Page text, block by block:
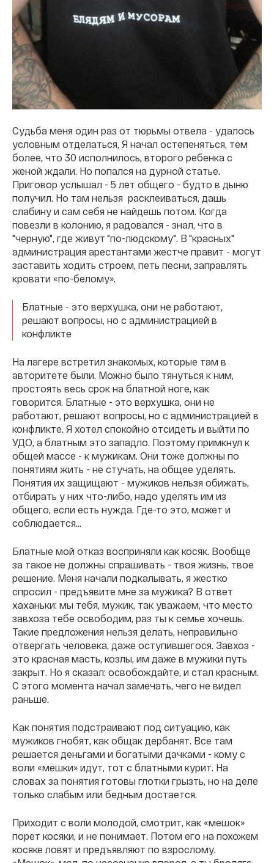
Судьба меня один раз от тюрьмы отвела - удалось
условным отделаться, Я начал остепеняться, тем
более, что 30 исполнилось, второго ребенка с
женой ждали. Но попался на дурной статье.
Приговор услышал - 5 лет общего - будто в дыню
получил. Но там нельзя расклеиваться, дашь
слабину и сам себя не найдешь потом. Когда
повезли в колонию, я радовался - знал, что в
"черную", где живут "по-людскому". В "красных"
администрация арестантами жестче правит - могут
заставить ходить строем, петь песни, заправлять
кровати «по-белому».
Блатные - это верхушка, они не работают,
решают вопросы, но с администрацией в
конфликте
На лагере встретил знакомых, которые там в
авторитете были. Можно было тянуться к ним,
простоять весь срок на блатной ноге, как
говорится. Блатные - это верхушка, они не
работают, решают вопросы, но с администрацией в
конфликте. Я хотел спокойно отсидеть и выйти по
УДО, а блатным это западло. Поэтому примкнул к
общей массе - к мужикам. Они тоже должны по
понятиям жить - не стучать, на общее уделять.
Понятия их защищают - мужиков нельзя обижать,
отбирать у них что-либо, надо уделять им из
общего, если есть нужда. Где-то это, может и
соблюдается…
Блатные мой отказ восприняли как косяк. Вообще
за такое не должны спрашивать - твоя жизнь, твое
решение. Меня начали подкалывать, я жестко
спросил - предъявите мне за мужика? В ответ
хаханьки: мы тебя, мужик, так уважаем, что место
завхоза тебе освободим, раз ты к семье хочешь.
Такие предложения нельзя делать, неправильно
отвергать человека, даже оступившегося. Завхоз -
это красная масть, козлы, им даже в мужики путь
закрыт. Но я сказал: освобождайте, и стал красным.
С этого момента начал замечать, чего не видел
раньше.
Как понятия подстраивают под ситуацию, как
мужиков гнобят, как общак дербанят. Все там
решается деньгами и богатыми дачками - кому с
воли «мешки» идут, тот с блатными курит. На
словах за понятия готовы глотки грызть, но на деле
только слабым или бедным достается.
Приходит с воли молодой, смотрит, как «мешок»
порет косяки, и не понимает. Потом его на похожем
косяке ловят и предъявляют по взрослому.